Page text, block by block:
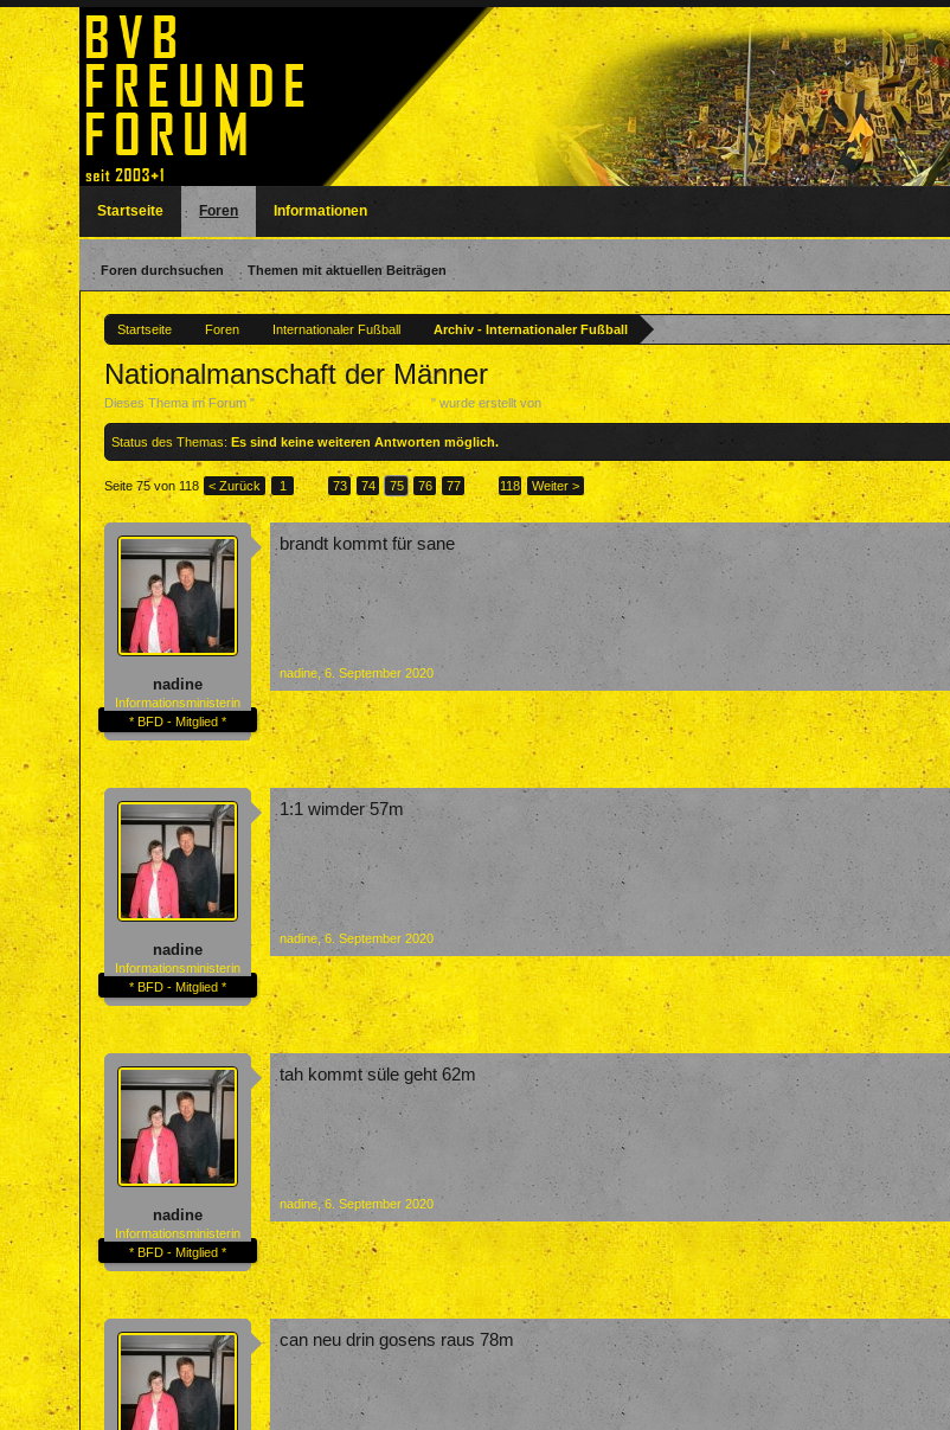
Startseite Foren Internationaler Fußball Archiv - Internationaler Fußball
Nationalmanschaft der Männer
Dieses Thema im Forum "Archiv - Internationaler Fußball" wurde erstellt von nadine , 14. November 2017
Status des Themas: Es sind keine weiteren Antworten möglich.
Seite 75 von 118 < Zurück 1 ← 73 74 75 76 77 → 118 Weiter >
nadine
Informationsministerin
* BFD - Mitglied *
brandt kommt für sane
nadine , 6. September 2020
nadine
Informationsministerin
* BFD - Mitglied *
1:1 wimder 57m
nadine , 6. September 2020
nadine
Informationsministerin
* BFD - Mitglied *
tah kommt süle geht 62m
nadine , 6. September 2020
can neu drin gosens raus 78m
Startseite Foren
Foren durchsuchen Themen mit aktuellen Beiträgen
Informationen